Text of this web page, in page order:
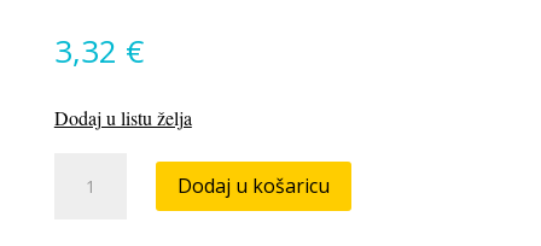
3,32 €
Dodaj u listu želja
Dodaj u košaricu